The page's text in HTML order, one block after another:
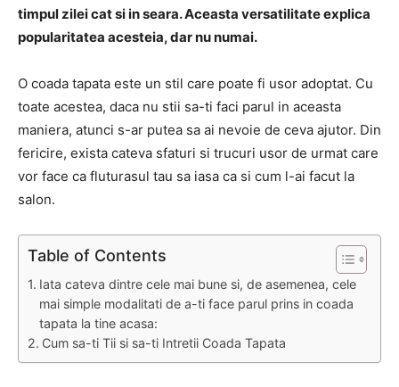
timpul zilei cat si in seara. Aceasta versatilitate explica
popularitatea acesteia, dar nu numai.
O coada tapata este un stil care poate fi usor adoptat. Cu
toate acestea, daca nu stii sa-ti faci parul in aceasta
maniera, atunci s-ar putea sa ai nevoie de ceva ajutor. Din
fericire, exista cateva sfaturi si trucuri usor de urmat care
vor face ca fluturasul tau sa iasa ca si cum l-ai facut la
salon.
Table of Contents
Iata cateva dintre cele mai bune si, de asemenea, cele
mai simple modalitati de a-ti face parul prins in coada
tapata la tine acasa:
Cum sa-ti Tii si sa-ti Intretii Coada Tapata